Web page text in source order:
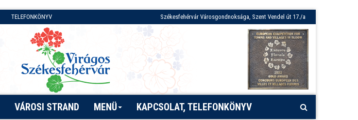
TELEFONKÖNYV Székesfehérvár Városgondnoksága, Szent Vendel út 17./a
VÁROSI STRAND MENÜ KAPCSOLAT, TELEFONKÖNYV